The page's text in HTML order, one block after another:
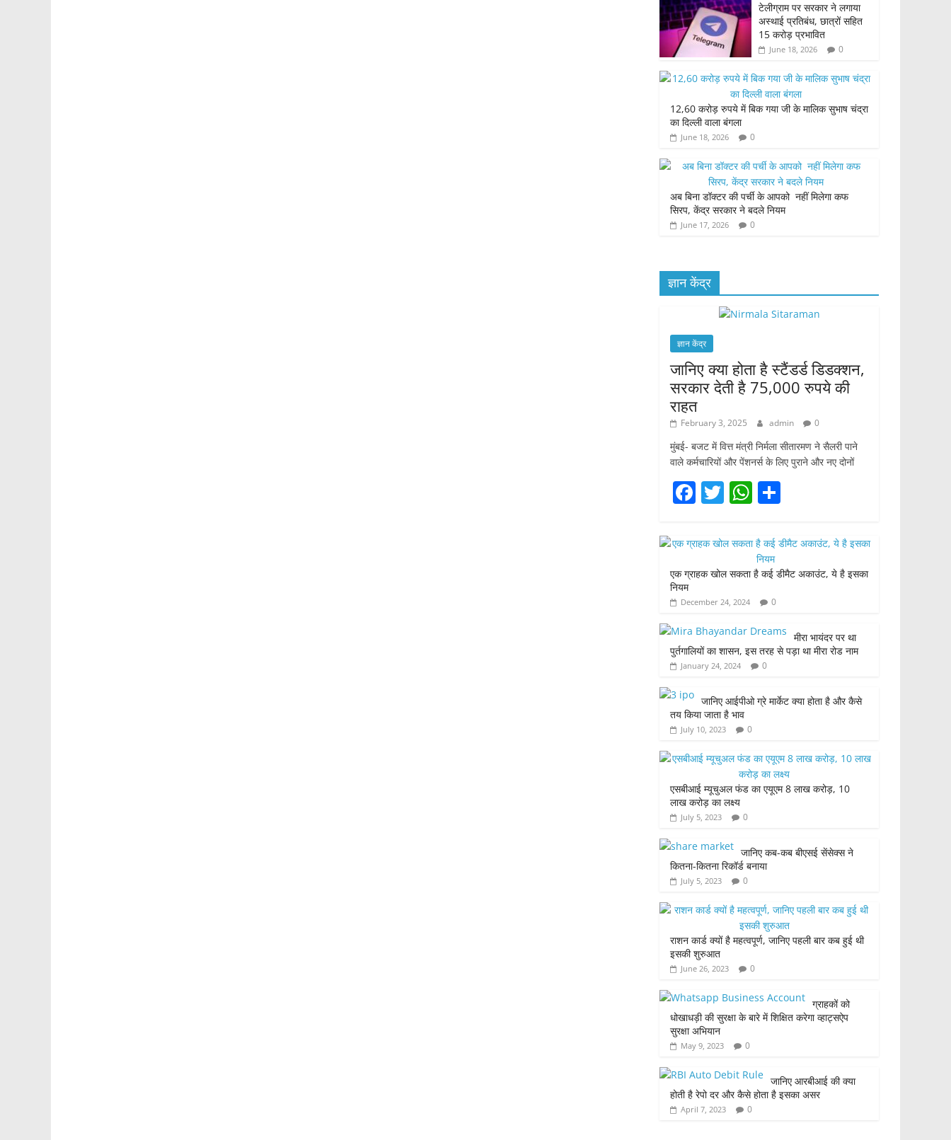
टेलीग्राम पर सरकार ने लगाया
अस्थाई प्रतिबंध, छात्रों सहित
15 करोड़ प्रभावित
June 18, 2026 0
12,60 करोड़ रुपये में बिक गया जी के मालिक सुभाष चंद्रा
का दिल्ली वाला बंगला
June 18, 2026 0
अब बिना डॉक्टर की पर्ची के आपको नहीं मिलेगा कफ
सिरप, केंद्र सरकार ने बदले नियम
June 17, 2026 0
ज्ञान केंद्र
ज्ञान केंद्र
जानिए क्या होता है स्टैंडर्ड डिडक्शन,
सरकार देती है 75,000 रुपये की
राहत
February 3, 2025 admin 0
मुंबई- बजट में वित्त मंत्री निर्मला सीतारमण ने सैलरी पाने
वाले कर्मचारियों और पेंशनर्स के लिए पुराने और नए दोनों
F
c
b
o
o
k
T
itt
W
at
s
A
p
p
ar
e
एक ग्राहक खोल सकता है कई डीमैट अकाउंट, ये है इसका
नियम
December 24, 2024 0
मीरा भायंदर पर था
पुर्तगालियों का शासन, इस तरह से पड़ा था मीरा रोड नाम
January 24, 2024 0
जानिए आईपीओ ग्रे मार्केट क्या होता है और कैसे
तय किया जाता है भाव
July 10, 2023 0
एसबीआई म्यूचुअल फंड का एयूएम 8 लाख करोड़, 10
लाख करोड़ का लक्ष्य
July 5, 2023 0
जानिए कब-कब बीएसई सेंसेक्स ने
कितना-कितना रिकॉर्ड बनाया
July 5, 2023 0
राशन कार्ड क्यों है महत्वपूर्ण, जानिए पहली बार कब हुई थी
इसकी शुरुआत
June 26, 2023 0
ग्राहकों को
धोखाधड़ी की सुरक्षा के बारे में शिक्षित करेगा व्हाट्सऐप
सुरक्षा अभियान
May 9, 2023 0
जानिए आरबीआई की क्या
होती है रेपो दर और कैसे होता है इसका असर
April 7, 2023 0